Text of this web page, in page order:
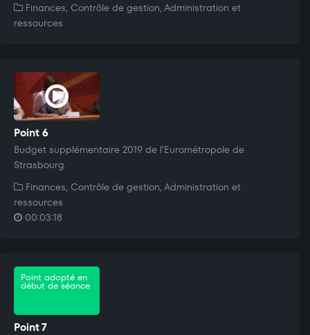
Finances, Contrôle de gestion, Administration et
ressources
Point 6
Budget supplémentaire 2019 de l'Eurométropole de
Strasbourg.
Finances, Contrôle de gestion, Administration et
ressources
00:03:18
Point adopté en
début de séance
Point 7